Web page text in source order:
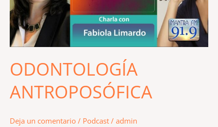
ODONTOLOGÍA
ANTROPOSÓFICA
Deja un comentario / Podcast / admin